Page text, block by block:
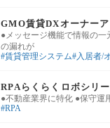
GMO賃貸DXオーナーア
●メッセージ機能で情報の
の漏れが
賃貸管理システム 入居者/
RPAらくらくロボシリ
●不動産業界に特化 ●保守運
RPA